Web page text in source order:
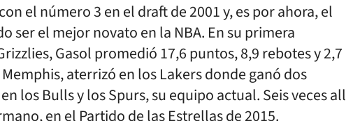
el número 3 en el draft de 2001 y, es por ahora, el
ser el mejor novato en la NBA. En su primera
Gasol promedió 17,6 puntos, 8,9 rebotes y 2,7
aterrizó en los Lakers donde ganó dos
los Bulls y los Spurs, su equipo actual. Seis veces all
en el Partido de las Estrellas de 2015.